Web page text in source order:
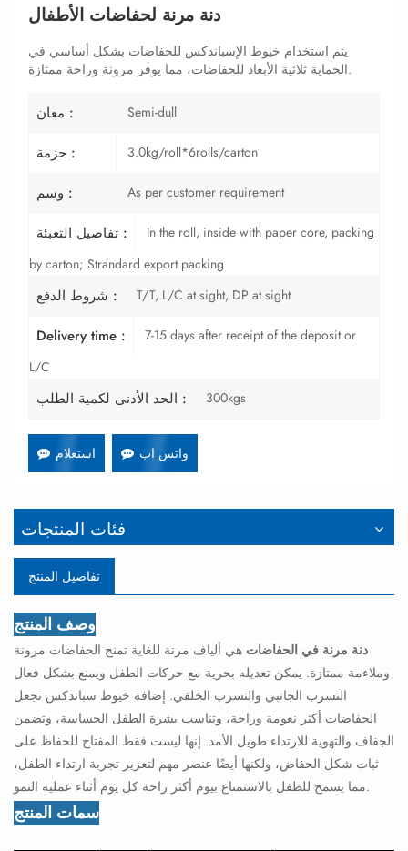
دنة مرنة لحفاضات الأطفال
يتم استخدام خيوط الإسباندكس للحفاضات بشكل أساسي في
الحماية ثلاثية الأبعاد للحفاضات، مما يوفر مرونة وراحة ممتازة.
معان : Semi-dull
حزمة : 3.0kg/roll*6rolls/carton
وسم : As per customer requirement
تفاصيل التعبئة :
In the roll, inside with paper core, packing
by carton; Strandard export packing
شروط الدفع : T/T, L/C at sight, DP at sight
Delivery time :
7-15 days after receipt of the deposit or
L/C
الحد الأدنى لكمية الطلب : 300kgs
استعلام واتس اب
فئات المنتجات
تفاصيل المنتج
وصف المنتج
دنة مرنة في الحفاضات هي ألياف مرنة للغاية تمنح الحفاضات مرونة
وملاءمة ممتازة. يمكن تعديله بحرية مع حركات الطفل ويمنع بشكل فعال
التسرب الجانبي والتسرب الخلفي. إضافة خيوط سباندكس تجعل
الحفاضات أكثر نعومة وراحة، وتناسب بشرة الطفل الحساسة، وتضمن
الجفاف والتهوية للارتداء طويل الأمد. إنها ليست فقط المفتاح للحفاظ على
ثبات شكل الحفاض، ولكنها أيضًا عنصر مهم لتعزيز تجربة ارتداء الطفل،
مما يسمح للطفل بالاستمتاع بيوم أكثر راحة كل يوم أثناء عملية النمو.
سمات المنتج